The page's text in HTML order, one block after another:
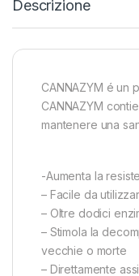
Descrizione
CANNAZYM é un
CANNAZYM
mantenere una
-Aumenta la
– Facile da
– Oltre dodici
– Stimola la
vecchie o morte
– Direttamente